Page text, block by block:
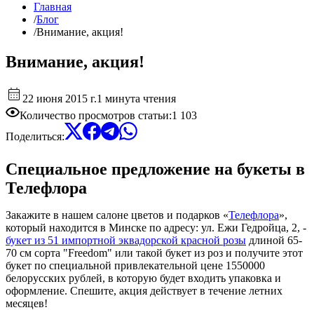
Главная
/Блог
/Внимание, акция!
Внимание, акция!
22 июня 2015 г.1 минута чтения
Количество просмотров статьи:1 103
Поделиться:
Специальное предложение на букеты в
Телефлора
Закажите в нашем салоне цветов и подарков «Телефлора»,
который находится в Минске по адресу: ул. Ежи Гедройца, 2, -
букет из 51 импортной эквадорской красной розы длиной 65-
70 см сорта "Freedom" или такой букет из роз и получите этот
букет по специальной привлекательной цене 1550000
белорусских рублей, в которую будет входить упаковка и
оформление. Спешите, акция действует в течение летних
месяцев!